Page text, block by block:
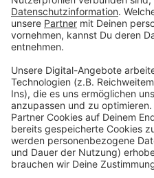
Anzeige
Anzeige
Das ist aber nicht die
Karneval am
Züge, in Blankenheim-
Kall-Scheven, Mechernich-